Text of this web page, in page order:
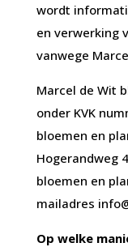
wordt
en verwerking
vanwege
Marcel de Wit
onder KVK
bloemen en
Hogerandweg
bloemen en
mailadres
Op welke